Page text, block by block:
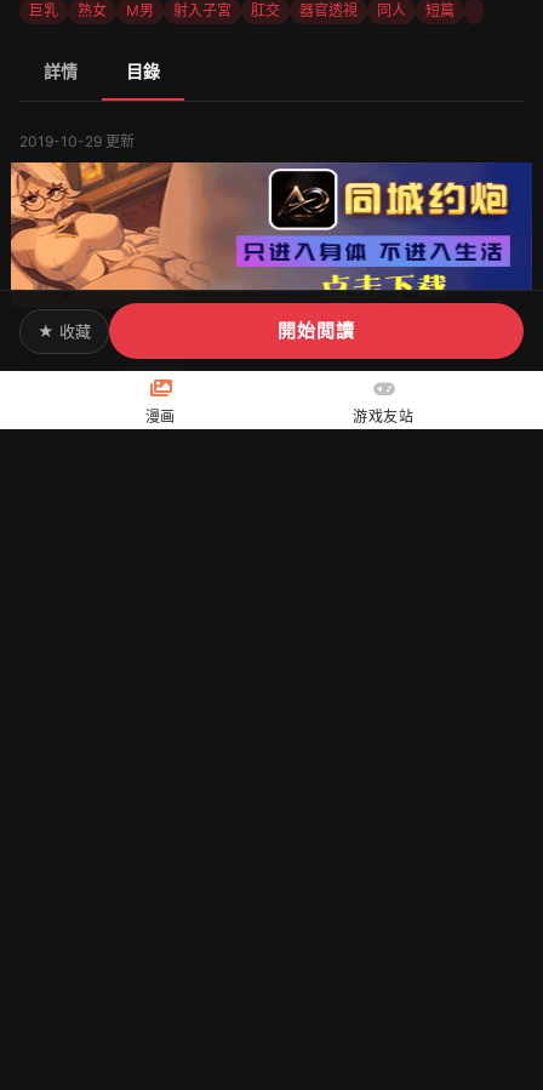
巨乳 熟女 M男 射入子宮 肛交 器官透視 同人 短篇
詳情 目錄
2019-10-29 更新
40岁和14岁
40岁和14岁 網友評論
★ 收藏 開始閲讀
漫画 游戏友站